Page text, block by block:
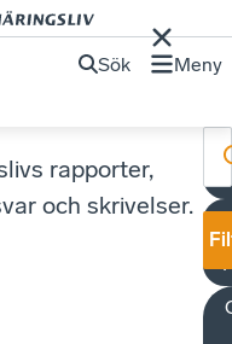
Sök Meny
rapporter,
och skrivelser.